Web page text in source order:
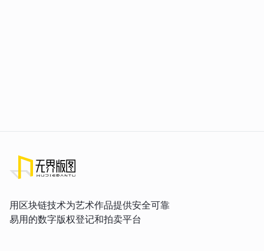
用区块链技术为艺术作品提供安全可靠
易用的数字版权登记和拍卖平台